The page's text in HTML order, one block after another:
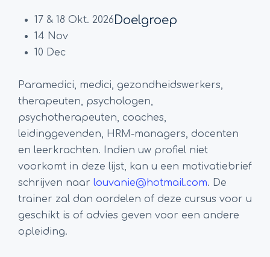
17 & 18 Okt. 2026
14 Nov
10 Dec
Doelgroep
Paramedici, medici, gezondheidswerkers,
therapeuten, psychologen,
psychotherapeuten, coaches,
leidinggevenden, HRM-managers, docenten
en leerkrachten. Indien uw profiel niet
voorkomt in deze lijst, kan u een motivatiebrief
schrijven naar louvanie@hotmail.com. De
trainer zal dan oordelen of deze cursus voor u
geschikt is of advies geven voor een andere
opleiding.